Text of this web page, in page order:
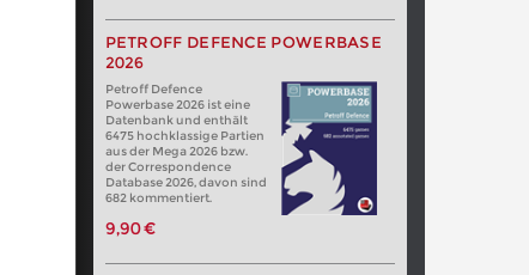
PETROFF DEFENCE POWERBASE
2026
Petroff Defence
Powerbase 2026 ist eine
Datenbank und enthält
6475 hochklassige Partien
aus der Mega 2026 bzw.
der Correspondence
Database 2026, davon sind
682 kommentiert.
9,90 €